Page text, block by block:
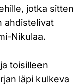
jotka sitten
ahdistelivat
Nikulaa.
toisilleen
läpi kulkeva